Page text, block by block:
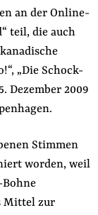
Feed
an der Online-
teil, die auch
„Die Schock-
Dezember 2009
Stimmen
worden, weil
Mittel zur